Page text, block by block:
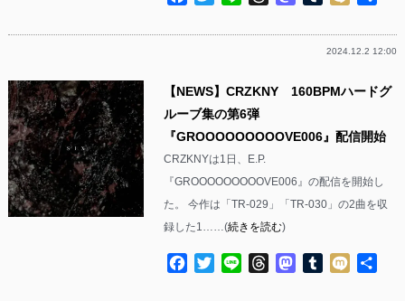
2024.12.2 12:00
【NEWS】CRZKNY 160BPMハードグ
ルーブ集の第6弾
『GROOOOOOOOOVE006』配信開始
CRZKNYは1日、E.P.
『GROOOOOOOOOVE006』の配信を開始し
た。 今作は「TR-029」「TR-030」の2曲を収
録した1……(続きを読む)
Facebook
TwitterLine ThreadsMastodon
Tumblr
Mixi